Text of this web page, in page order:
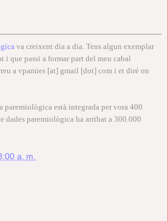
va creixent dia a dia. Tens algun exemplar
i que passi a formar part del meu cabal
a vpamies [at] gmail [dot] com i et diré on
està integrada per vora 400
dades paremiològica ha arribat a 300.000
a. m.